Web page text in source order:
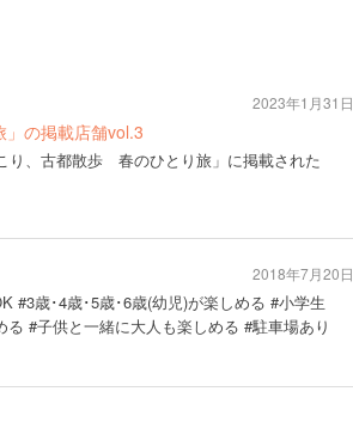
の掲載店舗vol.3
り、古都散歩 春のひとり旅」に掲載された
2023年1月31日
#3歳･4歳･5歳･6歳(幼児)が楽しめる #小学生
#子供と一緒に大人も楽しめる #駐車場あり
2018年7月20日